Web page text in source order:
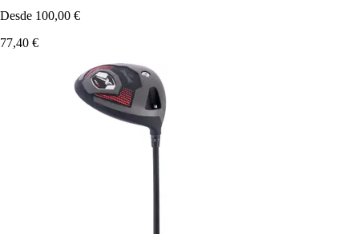
Desde 100,00 €
77,40 €